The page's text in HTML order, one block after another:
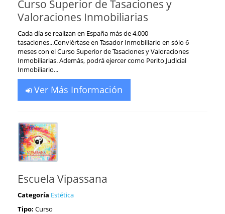
Curso Superior de Tasaciones y
Valoraciones Inmobiliarias
Cada día se realizan en España más de 4.000
tasaciones...Conviértase en Tasador Inmobiliario en sólo 6
meses con el Curso Superior de Tasaciones y Valoraciones
Inmobiliarias. Además, podrá ejercer como Perito Judicial
Inmobiliario...
Ver Más Información
Escuela Vipassana
Categoría Estética
Tipo: Curso